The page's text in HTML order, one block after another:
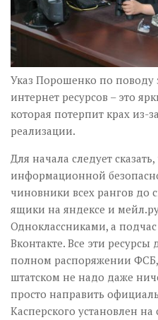
Указ Порошенко по поводу
интернет ресурсов – это
которая потерпит крах из-
реализации.
Для начала следует
информационной
чиновники всех рангов до
ящики на яндексе и
Одноклассниками, а
Вконтакте. Все эти ресурсы
полном распоряжении ФСБ,
штатском не надо даже
просто направить
Касперского установлен